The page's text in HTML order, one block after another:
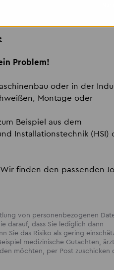
Problem!
oder in der
Montage oder
Beispiel aus dem
Installationstechnik (HSI)
finden den passenden
von personenbezogenen
darauf, dass Sie lediglich dann
Sie das Risiko als gering
medizinische Gutachten,
möchten, per Post zuschicken